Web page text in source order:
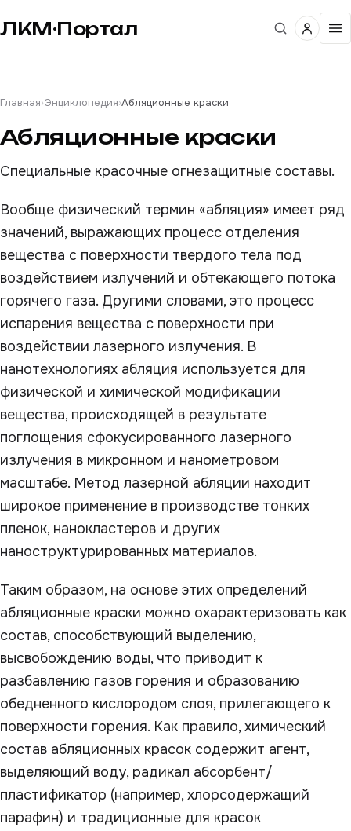
ЛКМ·Портал
Главная›Энциклопедия›Абляционные краски
Абляционные краски
Специальные красочные огнезащитные составы.
Вообще физический термин «абляция» имеет ряд
значений, выражающих процесс отделения
вещества с поверхности твердого тела под
воздействием излучений и обтекающего потока
горячего газа. Другими словами, это процесс
испарения вещества с поверхности при
воздействии лазерного излучения. В
нанотехнологиях абляция используется для
физической и химической модификации
вещества, происходящей в результате
поглощения сфокусированного лазерного
излучения в микронном и нанометровом
масштабе. Метод лазерной абляции находит
широкое применение в производстве тонких
пленок, нанокластеров и других
наноструктурированных материалов.
Таким образом, на основе этих определений
абляционные краски можно охарактеризовать как
состав, способствующий выделению,
высвобождению воды, что приводит к
разбавлению газов горения и образованию
обедненного кислородом слоя, прилегающего к
поверхности горения. Как правило, химический
состав абляционных красок содержит агент,
выделяющий воду, радикал абсорбент/
пластификатор (например, хлорсодержащий
парафин) и традиционные для красок